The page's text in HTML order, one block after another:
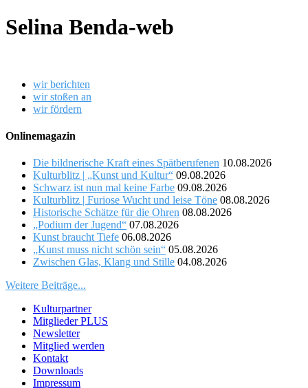
Selina Benda-web
wir berichten
wir stoßen an
wir fördern
Onlinemagazin
Die bildnerische Kraft eines Spätberufenen 10.08.2026
Kulturblitz | „Kunst und Kultur“ 09.08.2026
Schwarz ist nun mal keine Farbe 09.08.2026
Kulturblitz | Furiose Wucht und leise Töne 08.08.2026
Historische Schätze für die Ohren 08.08.2026
„Podium der Jugend“ 07.08.2026
Kunst braucht Tiefe 06.08.2026
„Kunst muss nicht schön sein“ 05.08.2026
Zwischen Glas, Klang und Stille 04.08.2026
Weitere Beiträge...
Kulturpartner
Mitglieder PLUS
Newsletter
Mitglied werden
Kontakt
Downloads
Impressum